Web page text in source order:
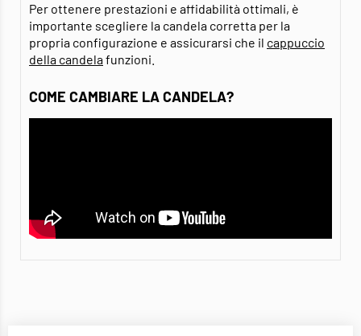
Per ottenere prestazioni e affidabilità ottimali, è
importante scegliere la candela corretta per la
propria configurazione e assicurarsi che il cappuccio
della candelafunzioni.
COME CAMBIARE LA CANDELA?